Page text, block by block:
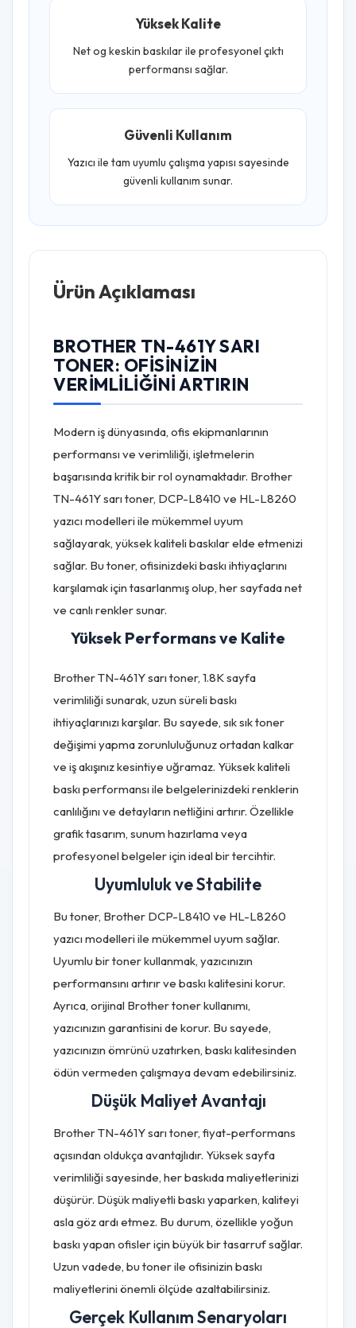
Yüksek Kalite
Net og keskin baskılar ile profesyonel çıktı
performansı sağlar.
Güvenli Kullanım
Yazıcı ile tam uyumlu çalışma yapısı sayesinde
güvenli kullanım sunar.
Ürün Açıklaması
BROTHER TN-461Y SARI
TONER: OFISINIZIN
VERIMLILIĞINI ARTIRIN
Modern iş dünyasında, ofis ekipmanlarının
performansı ve verimliliği, işletmelerin
başarısında kritik bir rol oynamaktadır. Brother
TN-461Y sarı toner, DCP-L8410 ve HL-L8260
yazıcı modelleri ile mükemmel uyum
sağlayarak, yüksek kaliteli baskılar elde etmenizi
sağlar. Bu toner, ofisinizdeki baskı ihtiyaçlarını
karşılamak için tasarlanmış olup, her sayfada net
ve canlı renkler sunar.
Yüksek Performans ve Kalite
Brother TN-461Y sarı toner, 1.8K sayfa
verimliliği sunarak, uzun süreli baskı
ihtiyaçlarınızı karşılar. Bu sayede, sık sık toner
değişimi yapma zorunluluğunuz ortadan kalkar
ve iş akışınız kesintiye uğramaz. Yüksek kaliteli
baskı performansı ile belgelerinizdeki renklerin
canlılığını ve detayların netliğini artırır. Özellikle
grafik tasarım, sunum hazırlama veya
profesyonel belgeler için ideal bir tercihtir.
Uyumluluk ve Stabilite
Bu toner, Brother DCP-L8410 ve HL-L8260
yazıcı modelleri ile mükemmel uyum sağlar.
Uyumlu bir toner kullanmak, yazıcınızın
performansını artırır ve baskı kalitesini korur.
Ayrıca, orijinal Brother toner kullanımı,
yazıcınızın garantisini de korur. Bu sayede,
yazıcınızın ömrünü uzatırken, baskı kalitesinden
ödün vermeden çalışmaya devam edebilirsiniz.
Düşük Maliyet Avantajı
Brother TN-461Y sarı toner, fiyat-performans
açısından oldukça avantajlıdır. Yüksek sayfa
verimliliği sayesinde, her baskıda maliyetlerinizi
düşürür. Düşük maliyetli baskı yaparken, kaliteyi
asla göz ardı etmez. Bu durum, özellikle yoğun
baskı yapan ofisler için büyük bir tasarruf sağlar.
Uzun vadede, bu toner ile ofisinizin baskı
maliyetlerini önemli ölçüde azaltabilirsiniz.
Gerçek Kullanım Senaryoları